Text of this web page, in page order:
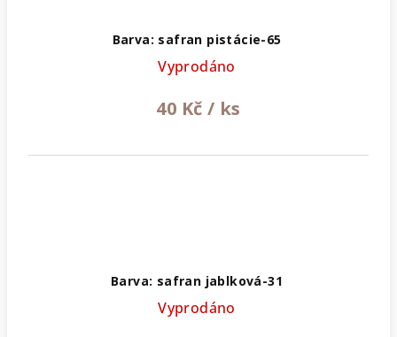
Barva: safran pistácie-65
Vyprodáno
40 Kč / ks
Barva: safran jablková-31
Vyprodáno